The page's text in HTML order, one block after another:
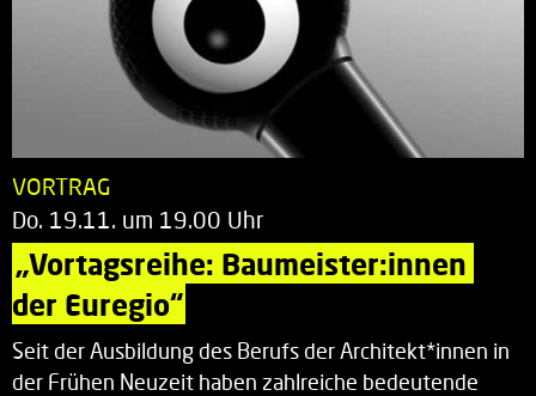
VORTRAG
Do. 19.11. um 19.00 Uhr
„Vortagsreihe: Baumeister:innen
der Euregio“
Seit der Ausbildung des Berufs der Architekt*innen in
der Frühen Neuzeit haben zahlreiche bedeutende